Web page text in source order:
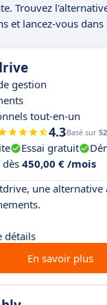
Trouvez
et lancez-vous
gestion
tout-en-un
4.3Basé sur
Essai gratuit
450,00 € /mois
une
détails
En savoir plus